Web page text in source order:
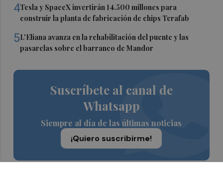
4Tesla y SpaceX invertirán 14.500 millones para
construir la planta de fabricación de chips Terafab
5L'Eliana avanza en la rehabilitación del puente y las
pasarelas sobre el barranco de Mandor
Suscríbete al canal de
Whatsapp
Siempre al día de las últimas noticias
¡Quiero suscribirme!